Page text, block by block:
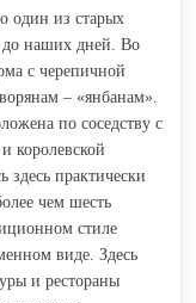
один из старых
до наших дней. Во
с черепичной
– «янбанам».
по соседству с
королевской
практически
чем шесть
стиле
виде. Здесь
и рестораны